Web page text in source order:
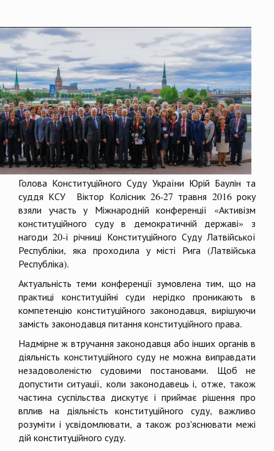
Голова Конституційного Суду України Юрій Баулін та
суддя КСУ Віктор Колісник 26-27 травня 2016 року
взяли участь у Міжнародній конференції «Активізм
конституційного суду в демократичній державі» з
нагоди 20-ї річниці Конституційного Суду Латвійської
Республіки, яка проходила у місті Рига (Латвійська
Республіка).
Актуальність теми конференції зумовлена тим, що на
практиці конституційні суди нерідко проникають в
компетенцію конституційного законодавця, вирішуючи
замість законодавця питання конституційного права.
Надмірне ж втручання законодавця або інших органів в
діяльність конституційного суду не можна виправдати
незадоволеністю судовими постановами. Щоб не
допустити ситуації, коли законодавець і, отже, також
частина суспільства дискутує і приймає рішення про
вплив на діяльність конституційного суду, важливо
розуміти і усвідомлювати, а також роз'яснювати межі
дій конституційного суду.